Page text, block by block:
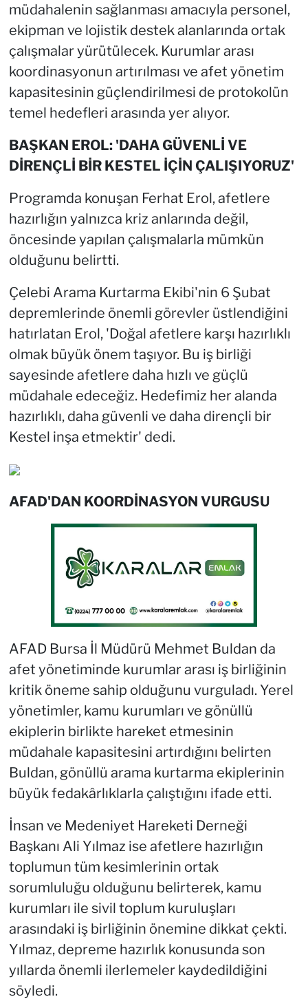
müdahalenin sağlanması amacıyla personel,
ekipman ve lojistik destek alanlarında ortak
çalışmalar yürütülecek. Kurumlar arası
koordinasyonun artırılması ve afet yönetim
kapasitesinin güçlendirilmesi de protokolün
temel hedefleri arasında yer alıyor.
BAŞKAN EROL: 'DAHA GÜVENLİ VE
DİRENÇLİ BİR KESTEL İÇİN ÇALIŞIYORUZ'
Programda konuşan Ferhat Erol, afetlere
hazırlığın yalnızca kriz anlarında değil,
öncesinde yapılan çalışmalarla mümkün
olduğunu belirtti.
Çelebi Arama Kurtarma Ekibi'nin 6 Şubat
depremlerinde önemli görevler üstlendiğini
hatırlatan Erol, 'Doğal afetlere karşı hazırlıklı
olmak büyük önem taşıyor. Bu iş birliği
sayesinde afetlere daha hızlı ve güçlü
müdahale edeceğiz. Hedefimiz her alanda
hazırlıklı, daha güvenli ve daha dirençli bir
Kestel inşa etmektir' dedi.
AFAD'DAN KOORDİNASYON VURGUSU
AFAD Bursa İl Müdürü Mehmet Buldan da
afet yönetiminde kurumlar arası iş birliğinin
kritik öneme sahip olduğunu vurguladı. Yerel
yönetimler, kamu kurumları ve gönüllü
ekiplerin birlikte hareket etmesinin
müdahale kapasitesini artırdığını belirten
Buldan, gönüllü arama kurtarma ekiplerinin
büyük fedakârlıklarla çalıştığını ifade etti.
İnsan ve Medeniyet Hareketi Derneği
Başkanı Ali Yılmaz ise afetlere hazırlığın
toplumun tüm kesimlerinin ortak
sorumluluğu olduğunu belirterek, kamu
kurumları ile sivil toplum kuruluşları
arasındaki iş birliğinin önemine dikkat çekti.
Yılmaz, depreme hazırlık konusunda son
yıllarda önemli ilerlemeler kaydedildiğini
söyledi.